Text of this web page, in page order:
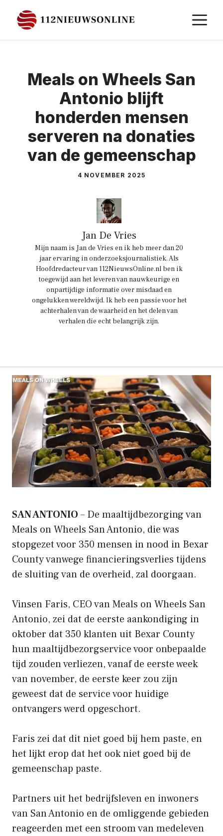
naar
de
Meals on Wheels San
Antonio blijft
honderden mensen
serveren na donaties
van de gemeenschap
4 NOVEMBER 2025
Jan De Vries
Mijn naam is Jan de Vries en ik heb meer dan 20
jaar ervaring in onderzoeksjournalistiek. Als
Hoofdredacteur van 112NieuwsOnline.nl ben ik
toegewijd aan het leveren van nauwkeurige en
onpartijdige informatie over misdaad en
ongelukken wereldwijd. Ik heb een passie voor het
achterhalen van de waarheid en het delen van
verhalen die echt belangrijk zijn.
SAN ANTONIO – De maaltijdbezorging van
Meals on Wheels San Antonio, die was
stopgezet voor 350 mensen in nood in Bexar
County vanwege financieringsverlies tijdens
de sluiting van de overheid, zal doorgaan.
Vinsen Faris, CEO van Meals on Wheels San
Antonio, zei dat de eerste aankondiging in
oktober dat 350 klanten uit Bexar County
hun maaltijdbezorgservice voor onbepaalde
tijd zouden verliezen, vanaf de eerste week
van november, de eerste keer zou zijn
geweest dat de service voor huidige
ontvangers werd opgeschort.
Faris zei dat dit niet goed bij hem paste, en
het lijkt erop dat het ook niet goed bij de
gemeenschap paste.
Partners uit het bedrijfsleven en inwoners
van San Antonio en de omliggende gebieden
reageerden met een stroom van medeleven